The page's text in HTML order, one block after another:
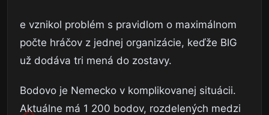
e vznikol problém s pravidlom o maximálnom
počte hráčov z jednej organizácie, keďže BIG
už dodáva tri mená do zostavy.
Bodovo je Nemecko v komplikovanej situácii.
Aktuálne má 1 200 bodov, rozdelených medzi